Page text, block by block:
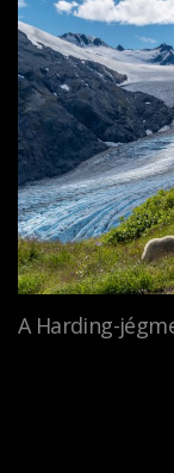
A Harding-